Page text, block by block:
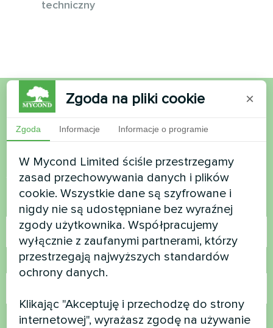
techniczny
Chcesz kupić lub masz
pytania?
Skontaktuj się z nami, a pomożemy Ci
Nazwa
Numer telefonu
E-mail
Zgoda na pliki cookie ×
Zgoda Informacje Informacje o programie
W Mycond Limited ściśle przestrzegamy
zasad przechowywania danych i plików
cookie. Wszystkie dane są szyfrowane i
nigdy nie są udostępniane bez wyraźnej
zgody użytkownika. Współpracujemy
wyłącznie z zaufanymi partnerami, którzy
przestrzegają najwyższych standardów
ochrony danych.
Klikając "Akceptuję i przechodzę do strony
internetowej", wyrażasz zgodę na używanie